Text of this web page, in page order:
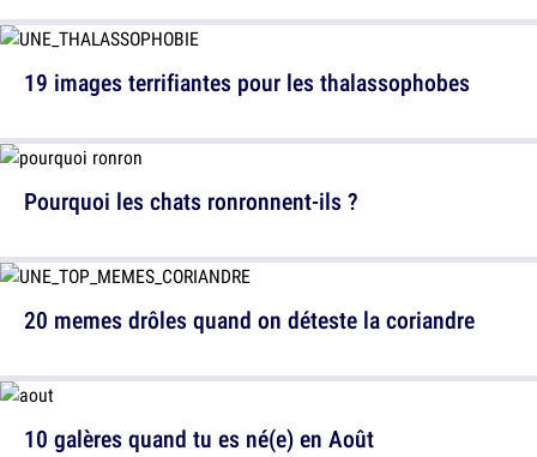
19 images terrifiantes pour les thalassophobes
20 memes drôles quand on déteste la coriandre
Pourquoi les chats ronronnent-ils ?
10 galères quand tu es né(e) en Août